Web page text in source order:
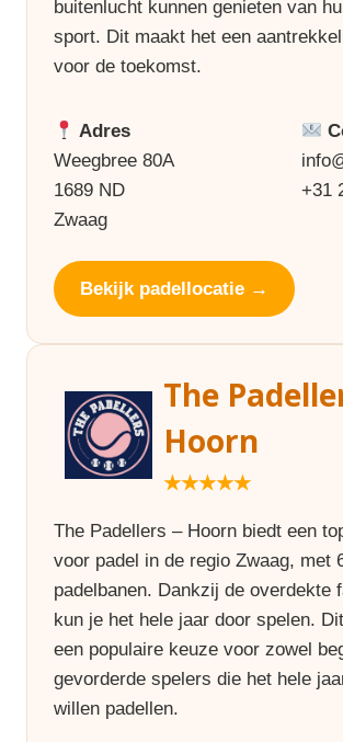
buitenlucht kunnen genieten van
sport. Dit maakt het een
voor de toekomst.
Adres
Weegbree 80A
1689 ND
Zwaag
+31
Bekijk padellocatie →
The
Hoorn
★★★★★
The Padellers – Hoorn biedt een
voor padel in de regio Zwaag, met
padelbanen. Dankzij de overdekte
kun je het hele jaar door spelen.
een populaire keuze voor zowel
gevorderde spelers die het hele
willen padellen.